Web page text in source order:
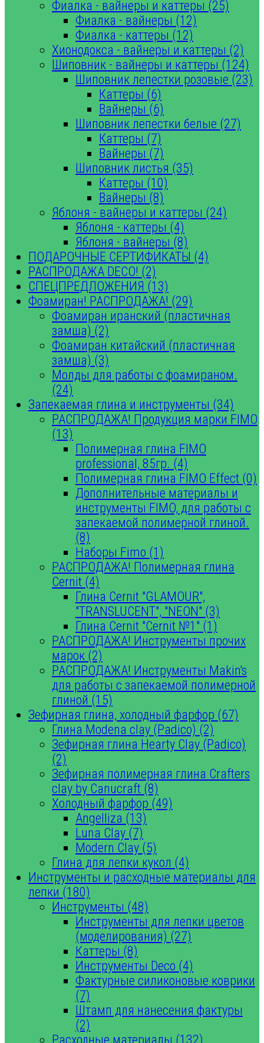
Фиалка - вайнеры и каттеры (25)
Фиалка - вайнеры (12)
Фиалка - каттеры (12)
Хионодокса - вайнеры и каттеры (2)
Шиповник - вайнеры и каттеры (124)
Шиповник лепестки розовые (23)
Каттеры (6)
Вайнеры (6)
Шиповник лепестки белые (27)
Каттеры (7)
Вайнеры (7)
Шиповник листья (35)
Каттеры (10)
Вайнеры (8)
Яблоня - вайнеры и каттеры (24)
Яблоня - каттеры (4)
Яблоня - вайнеры (8)
ПОДАРОЧНЫЕ СЕРТИФИКАТЫ (4)
РАСПРОДАЖА DECO! (2)
СПЕЦПРЕДЛОЖЕНИЯ (13)
Фоамиран! РАСПРОДАЖА! (29)
Фоамиран иранский (пластичная
замша) (2)
Фоамиран китайский (пластичная
замша) (3)
Молды для работы с фоамираном.
(24)
Запекаемая глина и инструменты (34)
РАСПРОДАЖА! Продукция марки FIMO
(13)
Полимерная глина FIMO
professional, 85гр. (4)
Полимерная глина FIMO Effect (0)
Дополнительные материалы и
инструменты FIMO, для работы с
запекаемой полимерной глиной.
(8)
Наборы Fimo (1)
РАСПРОДАЖА! Полимерная глина
Cernit (4)
Глина Cernit "GLAMOUR",
"TRANSLUCENT", "NEON" (3)
Глина Cernit "Cernit №1" (1)
РАСПРОДАЖА! Инструменты прочих
марок (2)
РАСПРОДАЖА! Инструменты Makin's
для работы с запекаемой полимерной
глиной (15)
Зефирная глина, холодный фарфор (67)
Глина Modena clay (Padico) (2)
Зефирная глина Hearty Clay (Padico)
(2)
Зефирная полимерная глина Crafters
clay by Canucraft (8)
Холодный фарфор (49)
Angelliza (13)
Luna Clay (7)
Modern Clay (5)
Глина для лепки кукол (4)
Инструменты и расходные материалы для
лепки (180)
Инструменты (48)
Инструменты для лепки цветов
(моделирования) (27)
Каттеры (8)
Инструменты Deco (4)
Фактурные силиконовые коврики
(7)
Штамп для нанесения фактуры
(2)
Расходные материалы (132)